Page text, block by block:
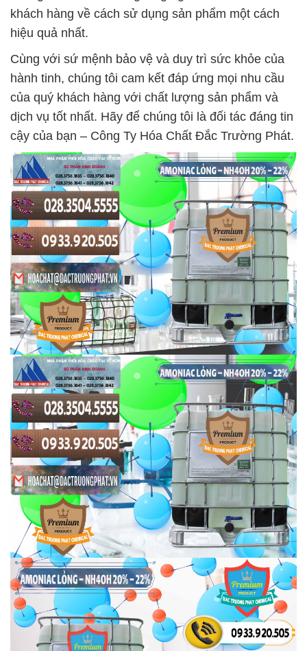
khách hàng về cách sử dụng sản phẩm một cách
hiệu quả nhất.
Cùng với sứ mệnh bảo vệ và duy trì sức khỏe của
hành tinh, chúng tôi cam kết đáp ứng mọi nhu cầu
của quý khách hàng với chất lượng sản phẩm và
dịch vụ tốt nhất. Hãy để chúng tôi là đối tác đáng tin
cậy của bạn – Công Ty Hóa Chất Đắc Trường Phát.